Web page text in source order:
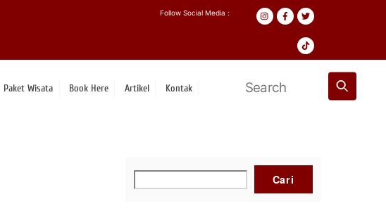
Follow Social Media :
Paket Wisata Book Here Artikel Kontak
Cari Cari